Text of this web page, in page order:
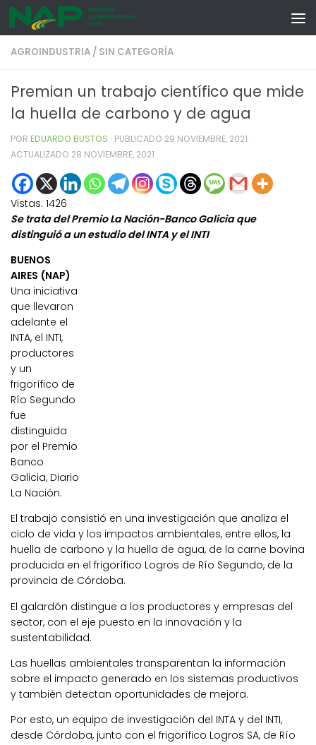
Skip to content
AGROINDUSTRIA / SIN CATEGORÍA
Premian un trabajo científico que mide
la huella de carbono y de agua
POR EDUARDO BUSTOS · PUBLICADO 29 NOVIEMBRE, 2021 ·
ACTUALIZADO 28 NOVIEMBRE, 2021
Vistas: 1426
Se trata del Premio La Nación-Banco Galicia que
distinguió a un estudio del INTA y el INTI
BUENOS
AIRES (NAP)
Una iniciativa
que llevaron
adelante el
INTA, el INTI,
productores
y un
frigorífico de
Río Segundo
fue
distinguida
por el Premio
Banco
Galicia, Diario
La Nación.
El trabajo consistió en una investigación que analiza el
ciclo de vida y los impactos ambientales, entre ellos, la
huella de carbono y la huella de agua, de la carne bovina
producida en el frigorífico Logros de Río Segundo, de la
provincia de Córdoba.
El galardón distingue a los productores y empresas del
sector, con el eje puesto en la innovación y la
sustentabilidad.
Las huellas ambientales transparentan la información
sobre el impacto generado en los sistemas productivos
y también detectan oportunidades de mejora.
Por esto, un equipo de investigación del INTA y del INTI,
desde Córdoba, junto con el frigorífico Logros SA, de Río